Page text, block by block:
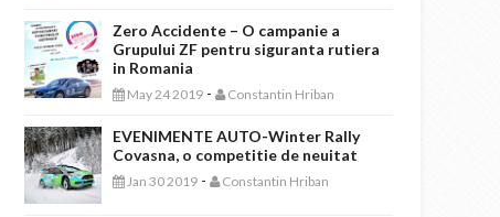
Zero Accidente – O campanie a
Grupului ZF pentru siguranta rutiera
in Romania
May 24 2019 - Constantin Hriban
EVENIMENTE AUTO-Winter Rally
Covasna, o competitie de neuitat
Jan 30 2019 - Constantin Hriban